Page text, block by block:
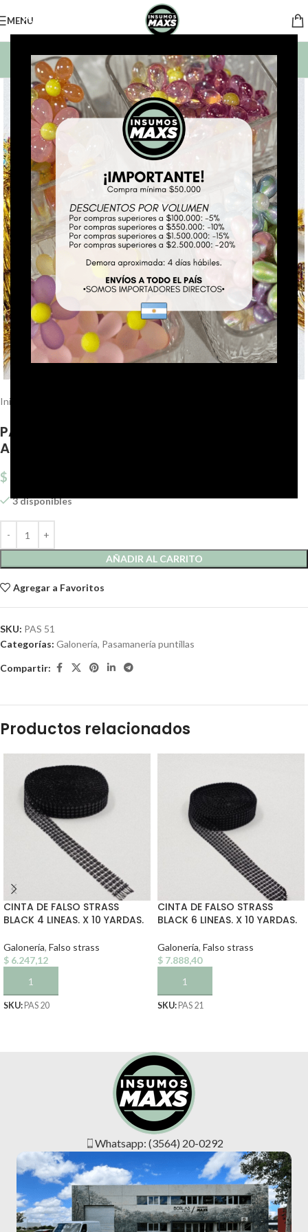
MENU
BUSCAR PRODUCTOS
Click to enlarge
Inicio
PASAMANERIA MULTICOLOR/GOLD 6 CM DE
ANCHO CON FLECOS. X 10 YARDAS.
$
3 disponibles
AÑADIR AL CARRITO
Agregar a Favoritos
SKU: PAS 51
Categorías: Galonería, Pasamanería puntillas
Compartir:
Productos relacionados
CINTA DE FALSO STRASS
BLACK 4 LINEAS. X 10 YARDAS.
Galonería, Falso strass
$ 6.247,12
AÑADIR AL CARRITO
SKU: PAS 20
CINTA DE FALSO STRASS
BLACK 6 LINEAS. X 10 YARDAS.
Galonería, Falso strass
$ 7.888,40
AÑADIR AL CARRITO
SKU: PAS 21
Whatsapp: (3564) 20-0292